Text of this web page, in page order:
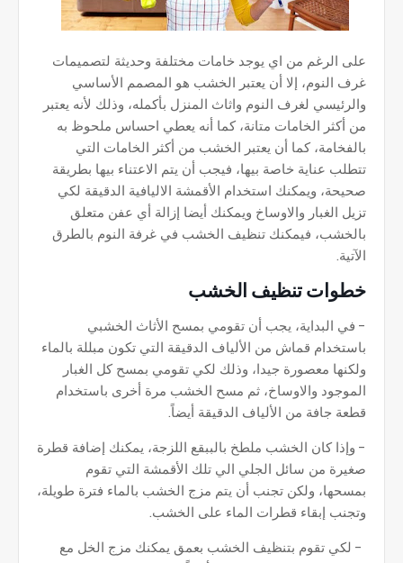
على الرغم من اي يوجد خامات مختلفة وحديثة لتصميمات
غرف النوم، إلا أن يعتبر الخشب هو المصمم الأساسي
والرئيسي لغرف النوم واثاث المنزل بأكمله، وذلك لأنه يعتبر
من أكثر الخامات متانة، كما أنه يعطي احساس ملحوظ به
بالفخامة، كما أن يعتبر الخشب من أكثر الخامات التي
تتطلب عناية خاصة بيها، فيجب أن يتم الاعتناء بيها بطريقة
صحيحة، ويمكنك استخدام الأقمشة الاليافية الدقيقة لكي
تزيل الغبار والاوساخ ويمكنك أيضا إزالة أي عفن متعلق
بالخشب، فيمكنك تنظيف الخشب في غرفة النوم بالطرق
الآتية.
خطوات تنظيف الخشب
- في البداية، يجب أن تقومي بمسح الأثاث الخشبي
باستخدام قماش من الألياف الدقيقة التي تكون مبللة بالماء
ولكنها معصورة جيدا، وذلك لكي تقومي بمسح كل الغبار
الموجود والاوساخ، ثم مسح الخشب مرة أخرى باستخدام
قطعة جافة من الألياف الدقيقة أيضاً.
- وإذا كان الخشب ملطخ بالببقع اللزجة، يمكنك إضافة قطرة
صغيرة من سائل الجلي الي تلك الأقمشة التي تقوم
بمسحها، ولكن تجنب أن يتم مزج الخشب بالماء فترة طويلة،
وتجنب إبقاء قطرات الماء على الخشب.
- لكي تقوم بتنظيف الخشب بعمق يمكنك مزج الخل مع